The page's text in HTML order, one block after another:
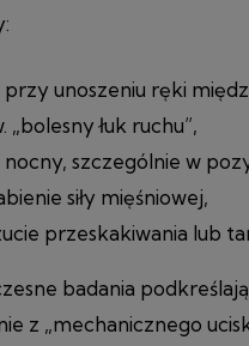
unoszeniu ręki
„bolesny łuk ruchu”,
nocny, szczególnie w
siły mięśniowej,
przeskakiwania lub
badania
z „mechanicznego